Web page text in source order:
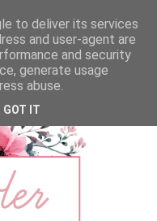
to deliver its services
and user-agent are
and security
generate usage
abuse.
GOT IT